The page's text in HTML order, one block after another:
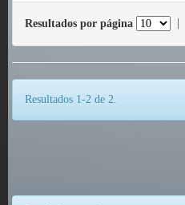
Resultados por página
Resultados 1-2 de 2.